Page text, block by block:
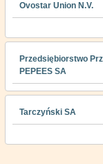
Ovostar Union N.V.
Przedsiębiorstwo
PEPEES SA
Tarczyński SA